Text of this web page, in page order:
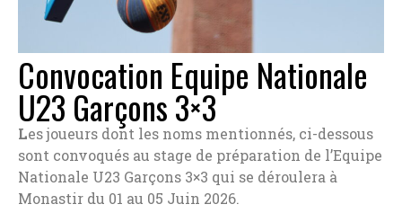
Convocation Equipe Nationale
U23 Garçons 3×3
Les joueurs dont les noms mentionnés, ci-dessous
sont convoqués au stage de préparation de l’Equipe
Nationale U23 Garçons 3×3 qui se déroulera à
Monastir du 01 au 05 Juin 2026.